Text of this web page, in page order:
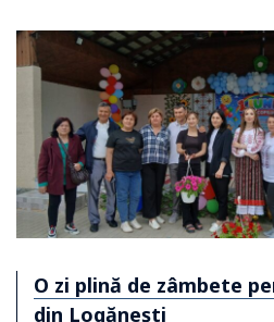
O zi plină de zâmbete
din Logănești